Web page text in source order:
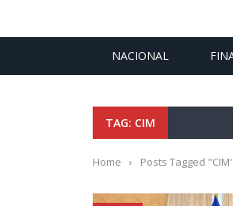
NACIONAL
TAG: CIM
Home › Posts Tagged "CIM"